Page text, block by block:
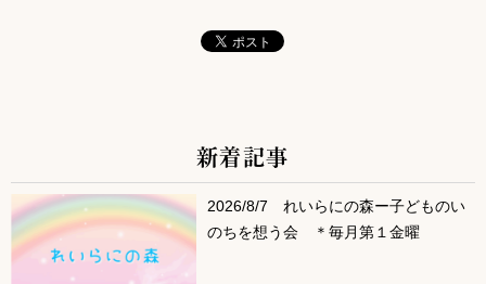
サブコンテンツ
新着記事
2026/8/7 れいらにの森ー子どものい
のちを想う会 ＊毎月第１金曜